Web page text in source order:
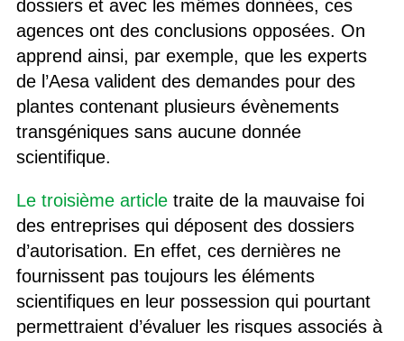
dossiers et avec les mêmes données, ces
agences ont des conclusions opposées. On
apprend ainsi, par exemple, que les experts
de l’Aesa valident des demandes pour des
plantes contenant plusieurs évènements
transgéniques sans aucune donnée
scientifique.
Le troisième articletraite de la mauvaise foi
des entreprises qui déposent des dossiers
d’autorisation. En effet, ces dernières ne
fournissent pas toujours les éléments
scientifiques en leur possession qui pourtant
permettraient d’évaluer les risques associés à